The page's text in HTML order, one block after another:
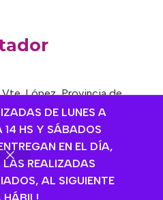
DE LUNES A
14 HS Y SÁBADOS
EN EL DÍA,
LAS REALIZADAS
AL SIGUIENTE
Vte. López, Provincia de
13hs / 16hs a 20hs